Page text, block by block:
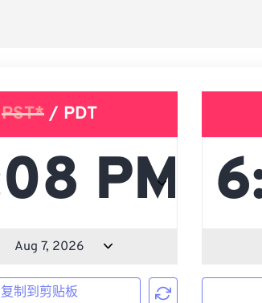
PST*/ PDT
复制到剪贴板